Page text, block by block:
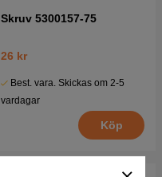
Skruv 5300157-75
26 kr
Best. vara. Skickas om 2-5
vardagar
Köp